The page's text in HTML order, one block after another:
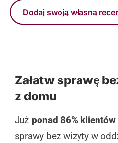
Dodaj swoją własną
Załatw sprawę
z domu
Już ponad 86%
sprawy bez wizyty w